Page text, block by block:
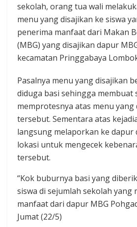
sekolah, orang tua wali
menu yang disajikan ke siswa
penerima manfaat dari Makan
(MBG) yang disajikan dapur
kecamatan Pringgabaya
Pasalnya menu yang disajikan
diduga basi sehingga membuat
memprotesnya atas menu yang
tersebut. Sementara atas
langsung melaporkan ke dapur
lokasi untuk mengecek
tersebut.
“Kok buburnya basi yang
siswa di sejumlah sekolah yang
manfaat dari dapur MBG
Jumat (22/5)